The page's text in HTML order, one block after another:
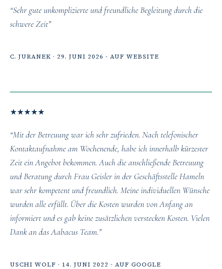
“Sehr gute unkomplizierte und freundliche Begleitung durch die
schwere Zeit”
C. JURANEK · 29. JUNI 2026 - AUF WEBSITE
★★★★★
“Mit der Betreuung war ich sehr zufrieden. Nach telefonischer
Kontaktaufnahme am Wochenende, habe ich innerhalb kürzester
Zeit ein Angebot bekommen. Auch die anschließende Betreuung
und Beratung durch Frau Geisler in der Geschäftsstelle Hameln
war sehr kompetent und freundlich. Meine individuellen Wünsche
wurden alle erfüllt. Über die Kosten wurden von Anfang an
informiert und es gab keine zusätzlichen verstecken Kosten. Vielen
Dank an das Aabacus Team.”
USCHI WOLF · 14. JUNI 2022 - AUF GOOGLE